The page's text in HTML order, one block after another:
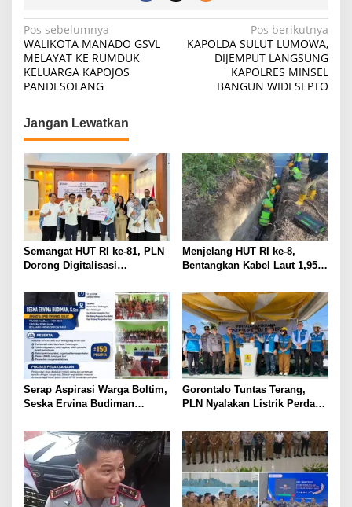
Navigasi
pos
Pos sebelumnya
WALIKOTA MANADO GSVL
MELAYAT KE RUMDUK
KELUARGA KAPOJOS
PANDESOLANG
Pos berikutnya
KAPOLDA SULUT LUMOWA,
DIJEMPUT LANGSUNG
KAPOLRES MINSEL
BANGUN WIDI SEPTO
Jangan Lewatkan
Semangat HUT RI ke-81, PLN
Dorong Digitalisasi
Palu Lewat Program TJSL
Menjelang HUT RI ke-8,
Bentangkan Kabel Laut 1,95
Perdana di Pulau Dudepo dan
Tuntaskan 100 Persen Rasio
Desa Berlistrik Provinsi
Gorontalo
Serap Aspirasi Warga Boltim,
Seska Ervina Budiman
Jalan hingga Penguatan
UMKM
Gorontalo Tuntas Terang,
PLN Nyalakan Listrik Perdana
Berlistrik Provinsi Gorontalo
Capai 100 Persen